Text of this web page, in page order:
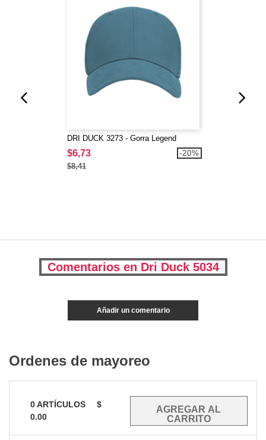
DRI DUCK 3273 - Gorra Legend
$6,73
$8,41
-20%
Comentarios en Dri Duck 5034
Añadir un comentario
Ordenes de mayoreo
0ARTÍCULOS
$
0.00